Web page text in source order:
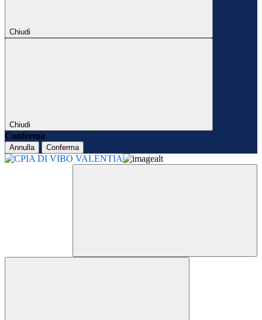
Chiudi
Chiudi
Conferma
Annulla Conferma